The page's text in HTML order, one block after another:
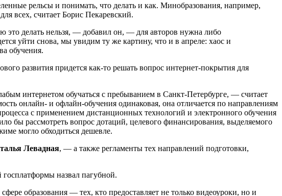
рельсы и понимать, что делать и как. Минобразования, например,
всех, считает Борис Пекаревский.
это делать нельзя, — добавил он, — для авторов нужна либо
уйти снова, мы увидим ту же картину, что и в апреле: хаос и
обучения.
развития придется как-то решать вопрос интернет-покрытия для
интернетом обучаться с пребыванием в Санкт-Петербурге, — считает
онлайн- и офлайн-обучения одинаковая, она отличается по направлениям
с применением дистанционных технологий и электронного обучения
бы рассмотреть вопрос дотаций, целевого финансирования, выделяемого
могло обходиться дешевле.
Левадная, — а также регламенты тех направлений подготовки,
назвал пагубной.
образования — тех, кто предоставляет не только видеоуроки, но и